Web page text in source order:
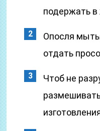
подержать в
Опосля
отдать
Чтоб не